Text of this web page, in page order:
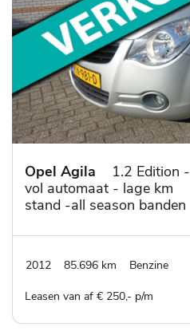
Opel Agila
1.2 Edition -
vol automaat - lage km
stand -all season banden
2012 85.696 km Benzine
Leasen van af € 250,- p/m